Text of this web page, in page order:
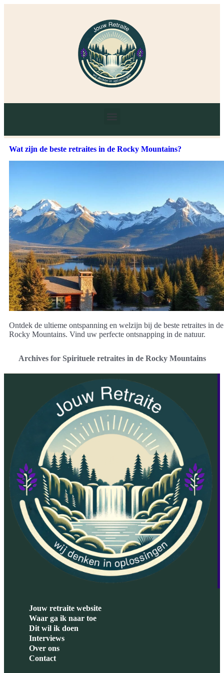
Wat zijn de beste retraites in de Rocky Mountains?
Ontdek de ultieme ontspanning en welzijn bij de beste retraites in de
Rocky Mountains. Vind uw perfecte ontsnapping in de natuur.
Archives for Spirituele retraites in de Rocky Mountains
Jouw retraite website
Waar ga ik naar toe
Dit wil ik doen
Interviews
Over ons
Contact